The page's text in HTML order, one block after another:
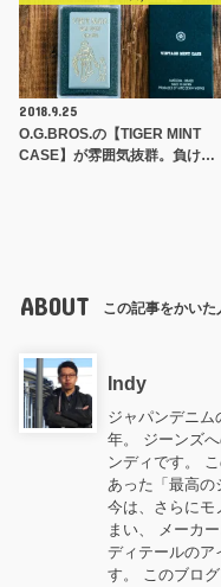
2018.9.25
O.G.BROS.の【TIGER MINT
CASE】が雰囲気抜群。負け…
ABOUT この記事をかいた
Indy
ジャパンデニム
年。 ジーンズ
ンディです。
あった「最高の
今は、さらにモ
まい、 メーカ
ディテールのア
す。 このブロ